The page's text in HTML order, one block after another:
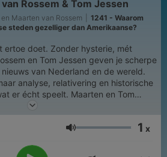
Rossem & Tom Jessen
Maarten van Rossem
1241 - Waarom
steden gezelliger dan Amerikaanse?
ertoe doet. Zonder hysterie, mét
van Nederland en de wereld.
analyse, relativering en historische
Maarten en Tom
Vaak met droge humor, en
dat oplevert.
음량 1 x